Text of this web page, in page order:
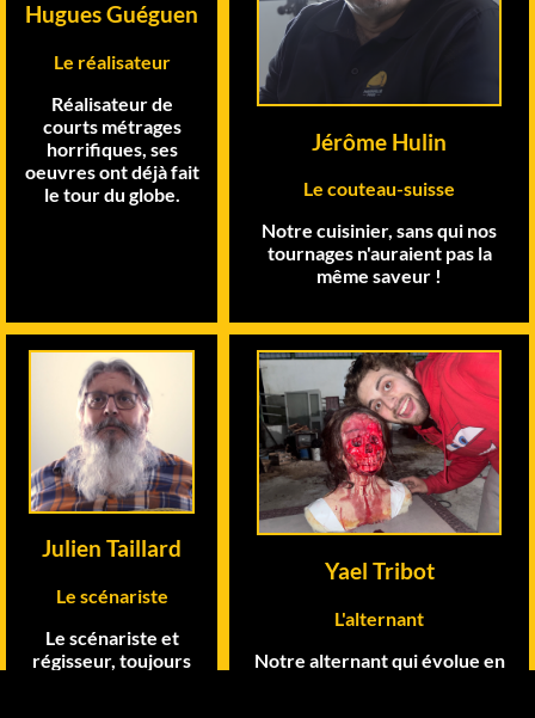
Hugues Guéguen
Le réalisateur
Réalisateur de
courts métrages
horrifiques, ses
oeuvres ont déjà fait
le tour du globe.
Jérôme Hulin
Le couteau-suisse
Notre cuisinier, sans qui nos
tournages n'auraient pas la
même saveur !
Julien Taillard
Le scénariste
Le scénariste et
régisseur, toujours
Yael Tribot
L'alternant
Notre alternant qui évolue en